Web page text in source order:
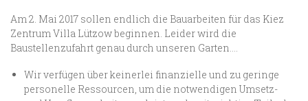
Am 2. Mai 2017 sollen endlich die Bauarbeiten für das Kiez
Zentrum Villa Lützow beginnen. Leider wird die
Baustellenzufahrt genau durch unseren Garten….
Wir verfügen über keinerlei finanzielle und zu geringe
personelle Ressourcen, um die notwendigen Umsetz-